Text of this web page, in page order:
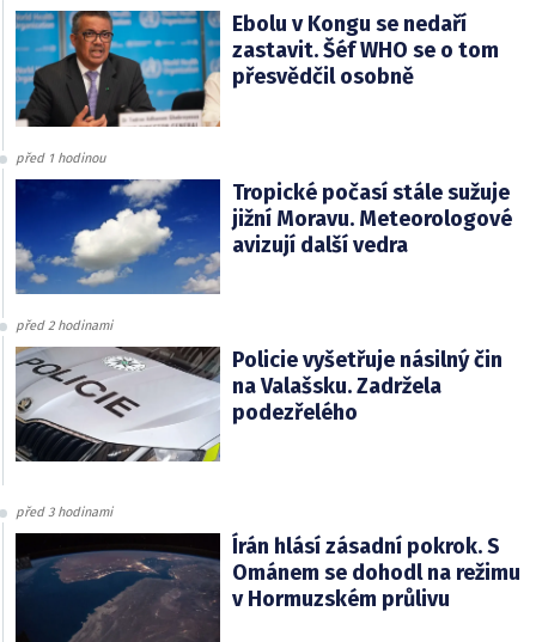
Ebolu v Kongu se nedaří
zastavit. Šéf WHO se o tom
přesvědčil osobně
před 1 hodinou
Tropické počasí stále sužuje
jižní Moravu. Meteorologové
avizují další vedra
před 2 hodinami
Policie vyšetřuje násilný čin
na Valašsku. Zadržela
podezřelého
před 3 hodinami
Írán hlásí zásadní pokrok. S
Ománem se dohodl na režimu
v Hormuzském průlivu